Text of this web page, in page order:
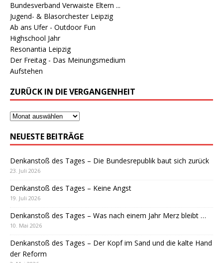
Bundesverband Verwaiste Eltern ...
Jugend- & Blasorchester Leipzig
Ab ans Ufer - Outdoor Fun
Highschool Jahr
Resonantia Leipzig
Der Freitag - Das Meinungsmedium
Aufstehen
ZURÜCK IN DIE VERGANGENHEIT
NEUESTE BEITRÄGE
Denkanstoß des Tages – Die Bundesrepublik baut sich zurück
23. Juli 2026
Denkanstoß des Tages – Keine Angst
19. Juli 2026
Denkanstoß des Tages – Was nach einem Jahr Merz bleibt …
10. Mai 2026
Denkanstoß des Tages – Der Kopf im Sand und die kalte Hand
der Reform